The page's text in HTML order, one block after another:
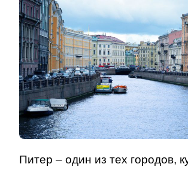
Питер – один из тех городов,